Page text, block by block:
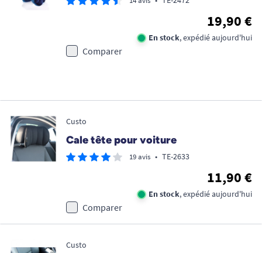
19,90 €
En stock, expédié aujourd'hui
Comparer
Custo
Cale tête pour voiture
19 avis • TE-2633
11,90 €
En stock, expédié aujourd'hui
Comparer
Custo